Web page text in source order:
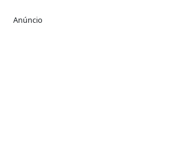
Anúncio